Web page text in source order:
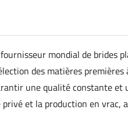
mondial de brides
des matières
une qualité constante et
et la production en vrac,